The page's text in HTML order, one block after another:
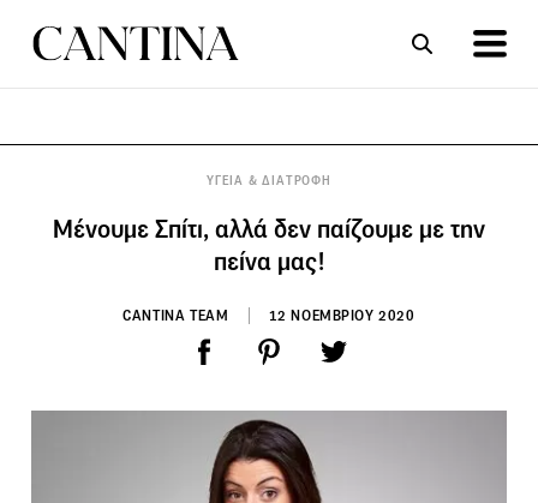
ΥΓΕΙΑ & ΔΙΑΤΡΟΦΗ
Μένουμε Σπίτι, αλλά δεν παίζουμε με την
πείνα μας!
CANTINA TEAM 12 ΝΟΕΜΒΡΙΟΥ 2020